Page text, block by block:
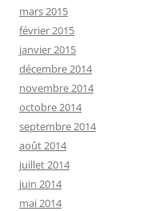
mars 2015
février 2015
janvier 2015
décembre 2014
novembre 2014
octobre 2014
septembre 2014
août 2014
juillet 2014
juin 2014
mai 2014